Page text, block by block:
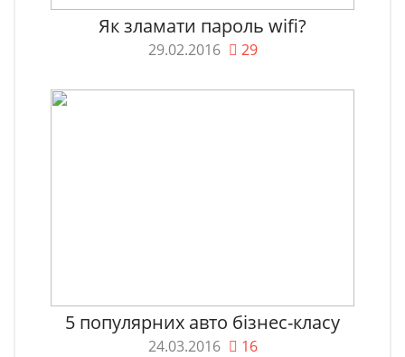
Як зламати пароль wifi?
29.02.2016 29
5 популярних авто бізнес-класу
24.03.2016 16